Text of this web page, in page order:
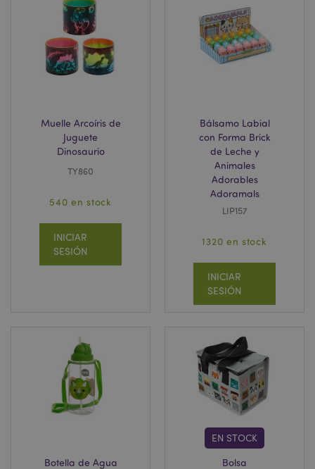
Muelle Arcoíris de
Juguete
Dinosaurio
TY860
540 en stock
INICIAR
SESIÓN
Bálsamo Labial
con Forma Brick
de Leche y
Animales
Adorables
Adoramals
LIP157
1320 en stock
INICIAR
SESIÓN
Botella de Agua
EN STOCK
Bolsa
X-Magento-Vary
www.puckator.es